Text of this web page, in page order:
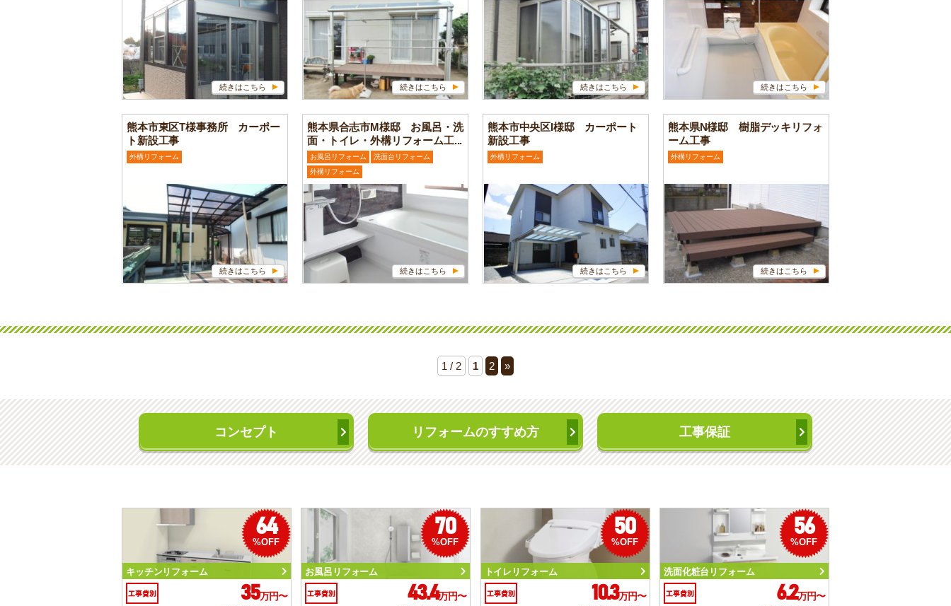
続きはこちら 続きはこちら 続きはこちら 続きはこちら
熊本市東区T様事務所 カーポー
ト新設工事
外構リフォーム
続きはこちら
熊本県合志市M様邸 お風呂・洗
面・トイレ・外構リフォーム工...
お風呂リフォーム
洗面台リフォーム
外構リフォーム
続きはこちら
熊本市中央区I様邸 カーポート
新設工事
外構リフォーム
続きはこちら
熊本県N様邸 樹脂デッキリフォ
ーム工事
外構リフォーム
続きはこちら
1 / 2 1 2 »
コンセプト リフォームのすすめ方 工事保証
64
%OFF
キッチンリフォーム
工事費別 35万円〜
70
%OFF
お風呂リフォーム
工事費別 43.4万円〜
50
%OFF
トイレリフォーム
工事費別 10.3万円〜
56
%OFF
洗面化粧台リフォーム
工事費別 6.2万円〜